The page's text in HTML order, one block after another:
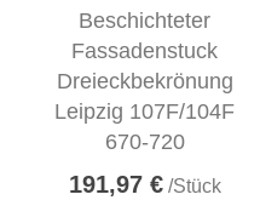
Beschichteter
Fassadenstuck
Dreieckbekrönung
Leipzig 107F/104F
670-720
191,97 €/Stück